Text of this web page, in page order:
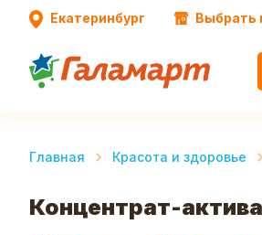
Екатеринбург Выбрать
Главная Красота и здоровье
Концентрат-